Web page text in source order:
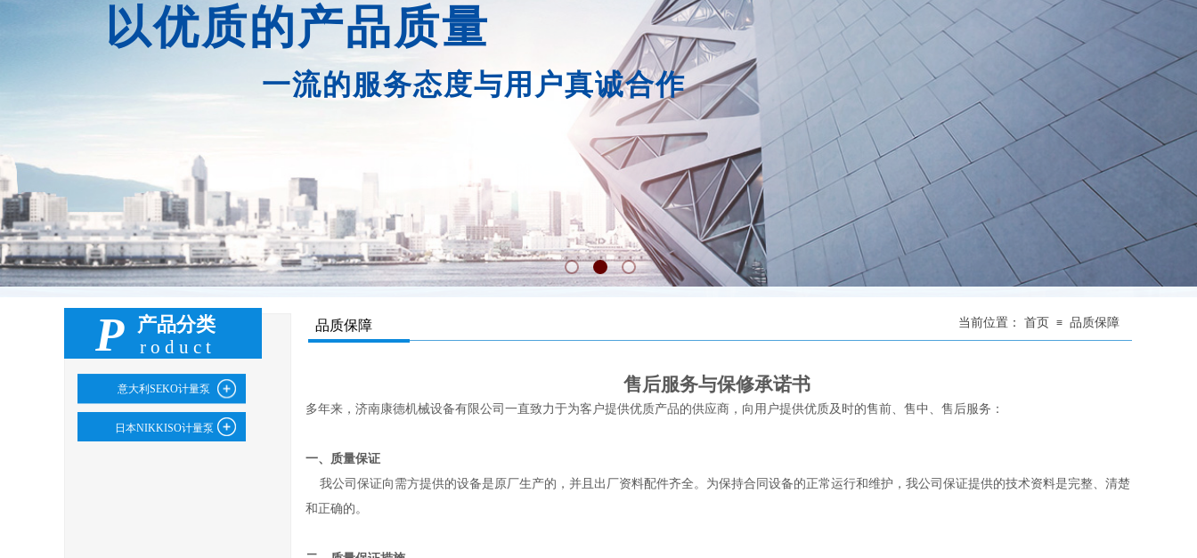
以优质的产品质量
一流的服务态度与用户真诚合作
P 产品分类 品质保障 当前位置： 首页 ≡ 品质保障
roduct
售后服务与保修承诺书
多年来， 济南康德机械设备有限公司 一直致力于为客户提供优质产品的供应商，向用户提供优质及时的售前、售中、售后服务：
一、质量保证
我公司保证向需方提供的设备是原厂生产的，并且出厂资料配件齐全。为保持合同设备的正常运行和维护，我公司保证提供的技术资料是完整、清楚
和正确的。
意大利SEKO计量泵
日本NIKKISO计量泵